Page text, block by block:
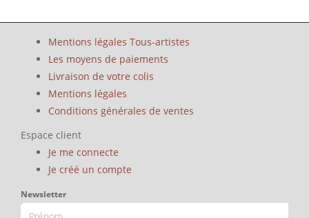
Mentions légales Tous-artistes
Les moyens de paiements
Livraison de votre colis
Mentions légales
Conditions générales de ventes
Espace client
Je me connecte
Je créé un compte
Newsletter